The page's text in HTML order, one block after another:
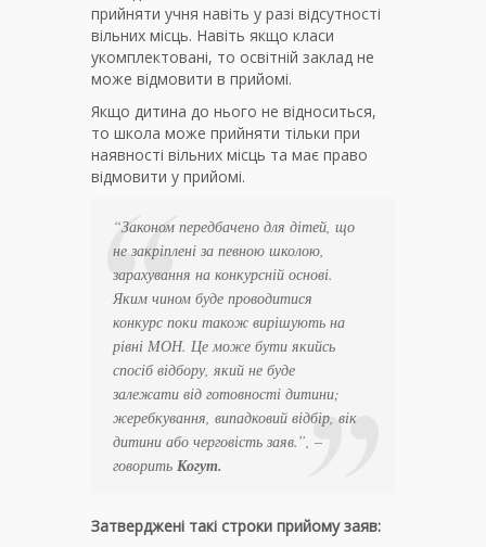
прийняти учня навіть у разі відсутності
вільних місць. Навіть якщо класи
укомплектовані, то освітній заклад не
може відмовити в прийомі.
Якщо дитина до нього не відноситься,
то школа може прийняти тільки при
наявності вільних місць та має право
відмовити у прийомі.
“Законом передбачено для дітей, що
не закріплені за певною школою,
зарахування на конкурсній основі.
Яким чином буде проводитися
конкурс поки також вирішують на
рівні МОН. Це може бути якийсь
спосіб відбору, який не буде
залежати від готовності дитини;
жеребкування, випадковий відбір, вік
дитини або черговість заяв.”, –
говорить Когут.
Затверджені такі строки прийому заяв: